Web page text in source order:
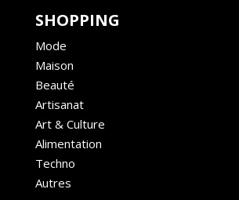
SHOPPING
Mode
Maison
Beauté
Artisanat
Art & Culture
Alimentation
Techno
Autres